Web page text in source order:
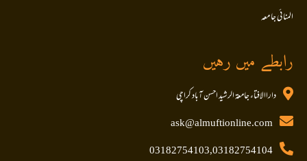
المنا ئی جا معہ
رابطے میں رہیں
داراالافتاء جامعۃ الرشید احسن آباد کراچی
ask@almuftionline.com
03182754103,03182754104